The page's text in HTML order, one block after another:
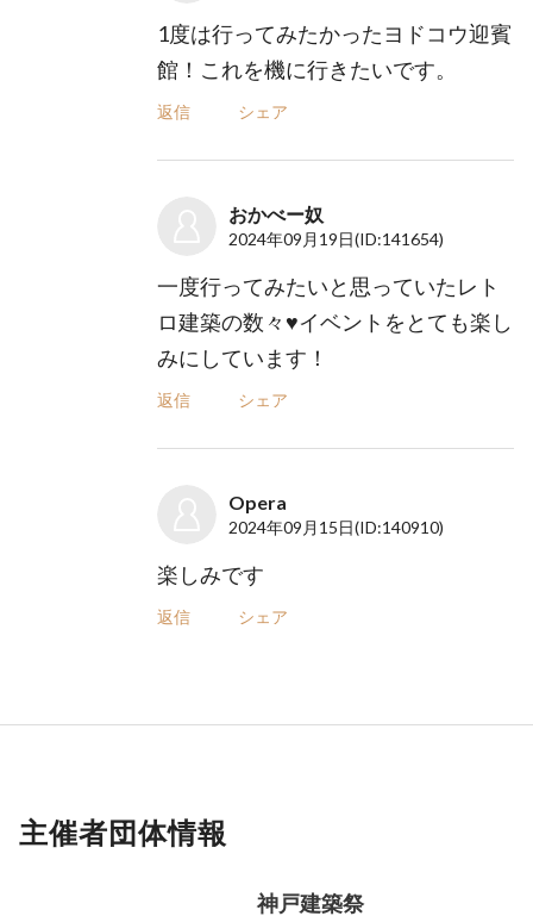
1度は行ってみたかったヨドコウ迎賓
館！これを機に行きたいです。
返信 シェア
おかべー奴
2024年09月19日(ID:141654)
一度行ってみたいと思っていたレト
ロ建築の数々♥イベントをとても楽し
みにしています！
返信 シェア
Opera
2024年09月15日(ID:140910)
楽しみです
返信 シェア
主催者団体情報
神戸建築祭